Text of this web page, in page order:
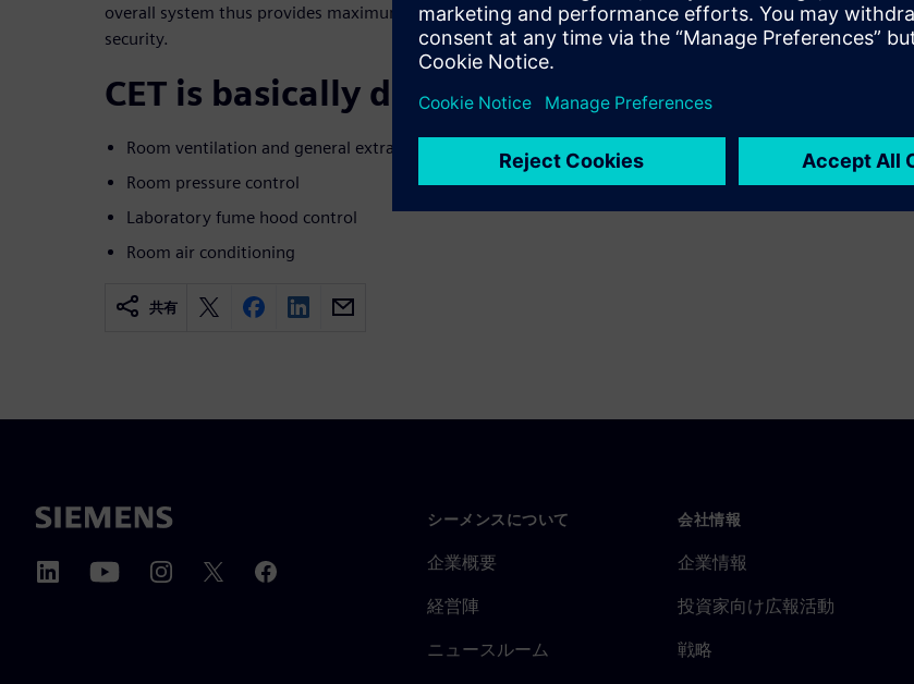
overall system thus provides maximum efficiency, cost effectiveness, and
security.
CET is basically designed for:
Room ventilation and general extractions
Room pressure control
Laboratory fume hood control
Room air conditioning
共有
シーメンスについて
企業概要
経営陣
ニュースルーム
会社情報
企業情報
投資家向け広報活動
戦略